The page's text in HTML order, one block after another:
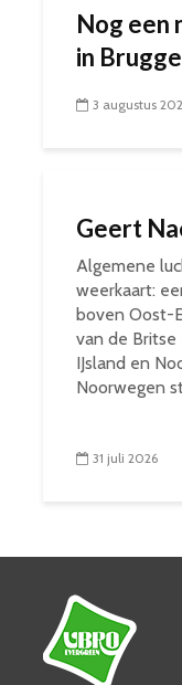
Nog een
in Brugge
3 augustus
Geert
Algemene
weerkaart:
boven Oost-
van de Britse
IJsland en
Noorwegen
31 juli 2026